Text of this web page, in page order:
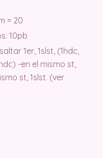
= 20
10pb
1er, 1slst, (1hdc,
-en el mismo st,
st, 1slst. (ver